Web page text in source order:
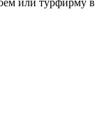
или турфирму в